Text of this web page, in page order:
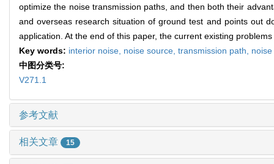
optimize the noise transmission paths, and then both their
and overseas research situation of ground test and points out
application. At the end of this paper, the current existing
Key words: interior noise, noise source, transmission path,
中图分类号:
V271.1
参考文献
相关文章 15